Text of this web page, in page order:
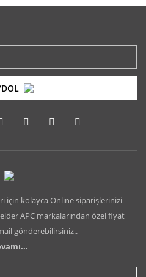
için kolayca Online siparişlerinizi
APC markalarından özel fiyat
gönderebilirsiniz..